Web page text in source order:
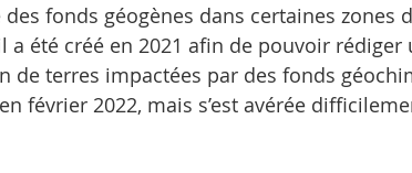
fonds géogènes dans certaines zones
été créé en 2021 afin de pouvoir rédiger
de terres impactées par des fonds
février 2022, mais s’est avérée